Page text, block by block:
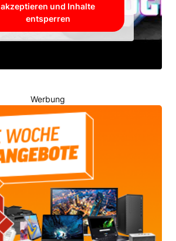
akzeptieren und Inhalte
entsperren
Werbung